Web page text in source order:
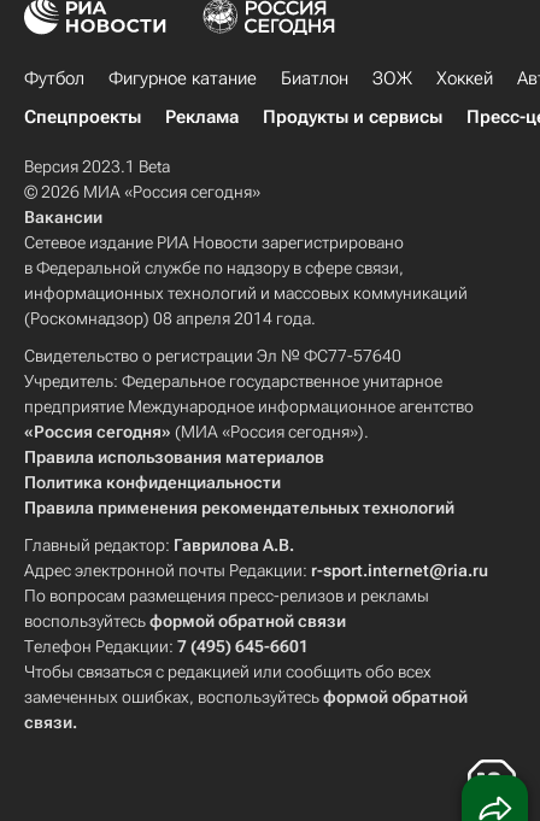
Футбол Фигурное катание Биатлон ЗОЖ Хоккей
Спецпроекты
Реклама Продукты и сервисы Пресс-
Версия 2023.1 Beta
© 2026 МИА «Россия сегодня»
Вакансии
Сетевое издание РИА Новости зарегистрировано
в Федеральной службе по надзору в сфере связи,
информационных технологий и массовых коммуникаций
(Роскомнадзор) 08 апреля 2014 года.
Свидетельство о регистрации Эл № ФС77-57640
Учредитель: Федеральное государственное унитарное
предприятие Международное информационное агентство
«Россия сегодня» (МИА «Россия сегодня»).
Правила использования материалов
Политика конфиденциальности
Правила применения рекомендательных технологий
Главный редактор: Гаврилова А.В.
Адрес электронной почты Редакции: r-sport.internet@ria.ru
По вопросам размещения пресс-релизов и рекламы
воспользуйтесьформой обратной связи
Телефон Редакции: 7 (495) 645-6601
Чтобы связаться с редакцией или сообщить обо всех
замеченных ошибках, воспользуйтесьформой обратной
связи.